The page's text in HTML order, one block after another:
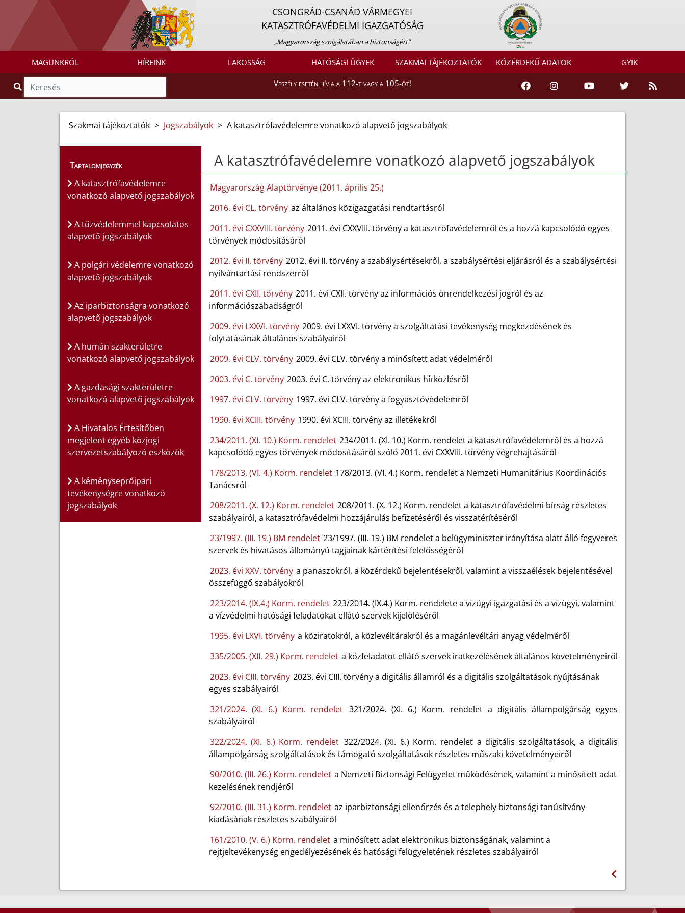
CSONGRÁD-CSANÁD VÁRMEGYEI
KATASZTRÓFAVÉDELMI IGAZGATÓSÁG
„Magyarország szolgálatában a biztonságért”
MAGUNKRÓL HÍREINK LAKOSSÁG HATÓSÁGI ÜGYEK SZAKMAI TÁJÉKOZTATÓK KÖZÉRDEKŰ ADATOK GYIK
Veszély esetén hívja a 112-t vagy a 105-öt!
Szakmai tájékoztatók > Jogszabályok > A katasztrófavédelemre vonatkozó alapvető jogszabályok
Tartalomjegyzék
A katasztrófavédelemre
vonatkozó alapvető jogszabályok
A tűzvédelemmel kapcsolatos
alapvető jogszabályok
A polgári védelemre vonatkozó
alapvető jogszabályok
Az iparbiztonságra vonatkozó
alapvető jogszabályok
A humán szakterületre
vonatkozó alapvető jogszabályok
A gazdasági szakterületre
vonatkozó alapvető jogszabályok
A Hivatalos Értesítőben
megjelent egyéb közjogi
szervezetszabályozó eszközök
A kéményseprőipari
tevékenységre vonatkozó
jogszabályok
A katasztrófavédelemre vonatkozó alapvető jogszabályok
Magyarország Alaptörvénye (2011. április 25.)
2016. évi CL. törvény az általános közigazgatási rendtartásról
2011. évi CXXVIII. törvény 2011. évi CXXVIII. törvény a katasztrófavédelemről és a hozzá kapcsolódó egyes
törvények módosításáról
2012. évi II. törvény 2012. évi II. törvény a szabálysértésekről, a szabálysértési eljárásról és a szabálysértési
nyilvántartási rendszerről
2011. évi CXII. törvény 2011. évi CXII. törvény az információs önrendelkezési jogról és az
információszabadságról
2009. évi LXXVI. törvény 2009. évi LXXVI. törvény a szolgáltatási tevékenység megkezdésének és
folytatásának általános szabályairól
2009. évi CLV. törvény 2009. évi CLV. törvény a minősített adat védelméről
2003. évi C. törvény 2003. évi C. törvény az elektronikus hírközlésről
1997. évi CLV. törvény 1997. évi CLV. törvény a fogyasztóvédelemről
1990. évi XCIII. törvény 1990. évi XCIII. törvény az illetékekről
234/2011. (XI. 10.) Korm. rendelet 234/2011. (XI. 10.) Korm. rendelet a katasztrófavédelemről és a hozzá
kapcsolódó egyes törvények módosításáról szóló 2011. évi CXXVIII. törvény végrehajtásáról
178/2013. (VI. 4.) Korm. rendelet 178/2013. (VI. 4.) Korm. rendelet a Nemzeti Humanitárius Koordinációs
Tanácsról
208/2011. (X. 12.) Korm. rendelet 208/2011. (X. 12.) Korm. rendelet a katasztrófavédelmi bírság részletes
szabályairól, a katasztrófavédelmi hozzájárulás befizetéséről és visszatérítéséről
23/1997. (III. 19.) BM rendelet 23/1997. (III. 19.) BM rendelet a belügyminiszter irányítása alatt álló fegyveres
szervek és hivatásos állományú tagjainak kártérítési felelősségéről
2023. évi XXV. törvény a panaszokról, a közérdekű bejelentésekről, valamint a visszaélések bejelentésével
összefüggő szabályokról
223/2014. (IX.4.) Korm. rendelet 223/2014. (IX.4.) Korm. rendelete a vízügyi igazgatási és a vízügyi, valamint
a vízvédelmi hatósági feladatokat ellátó szervek kijelöléséről
1995. évi LXVI. törvény a köziratokról, a közlevéltárakról és a magánlevéltári anyag védelméről
335/2005. (XII. 29.) Korm. rendelet a közfeladatot ellátó szervek iratkezelésének általános követelményeiről
2023. évi CIII. törvény 2023. évi CIII. törvény a digitális államról és a digitális szolgáltatások nyújtásának
egyes szabályairól
321/2024. (XI. 6.) Korm. rendelet 321/2024. (XI. 6.) Korm. rendelet a digitális állampolgárság egyes
szabályairól
322/2024. (XI. 6.) Korm. rendelet 322/2024. (XI. 6.) Korm. rendelet a digitális szolgáltatások, a digitális
állampolgárság szolgáltatások és támogató szolgáltatások részletes műszaki követelményeiről
90/2010. (III. 26.) Korm. rendelet a Nemzeti Biztonsági Felügyelet működésének, valamint a minősített adat
kezelésének rendjéről
92/2010. (III. 31.) Korm. rendelet az iparbiztonsági ellenőrzés és a telephely biztonsági tanúsítvány
kiadásának részletes szabályairól
161/2010. (V. 6.) Korm. rendelet a minősített adat elektronikus biztonságának, valamint a
rejtjeltevékenység engedélyezésének és hatósági felügyeletének részletes szabályairól